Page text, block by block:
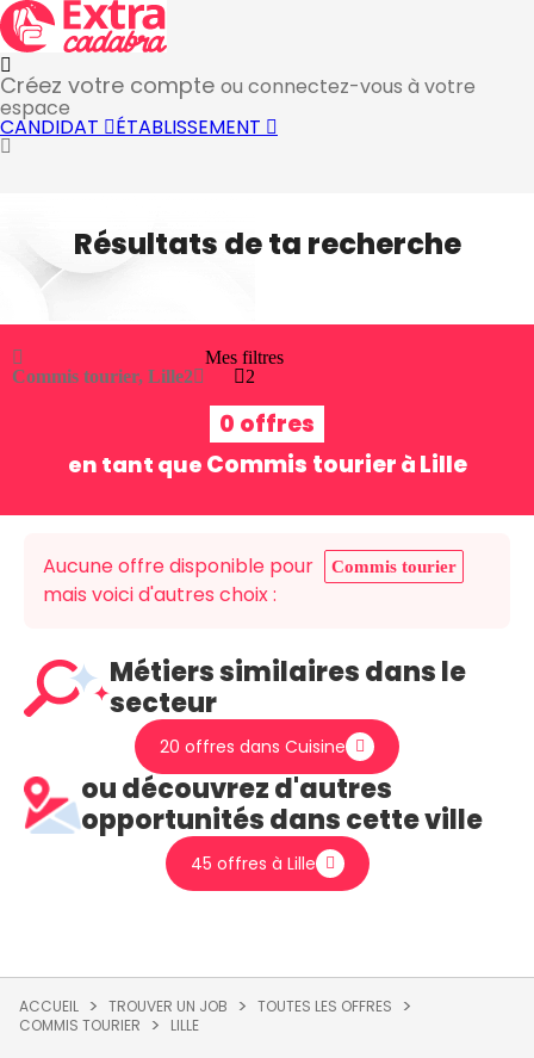
Créez votre compte ou connectez-vous à votre
espace
CANDIDAT ÉTABLISSEMENT
Résultats de ta recherche
Commis tourier, Lille2
Mes filtres
2
0 offres
en tant que Commis tourier à Lille
Aucune offre disponible pour Commis tourier
mais voici d'autres choix :
Métiers similaires dans le
secteur
20 offres dans Cuisine
ou découvrez d'autres
opportunités dans cette ville
45 offres à Lille
ACCUEIL TROUVER UN JOB
TOUTES LES OFFRES
COMMIS TOURIER
LILLE